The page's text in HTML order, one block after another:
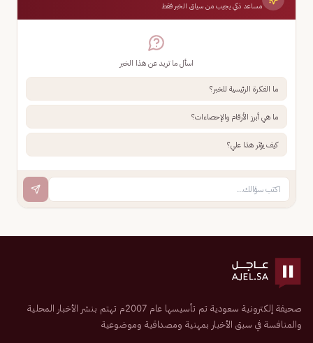
مساعد ذكي يجيب من سياق الخبر فقط
اسأل ما تريد عن هذا الخبر
ما الفكرة الرئيسية للخبر؟
ما هي أبرز الأرقام والإحصاءات؟
كيف يؤثر هذا علي؟
صحيفة إلكترونية سعودية تم تأسيسها عام 2007م تهتم بنشر الأخبار المحلية
والمنافسة في سبق الأخبار بمهنية ومصداقية وموضوعية